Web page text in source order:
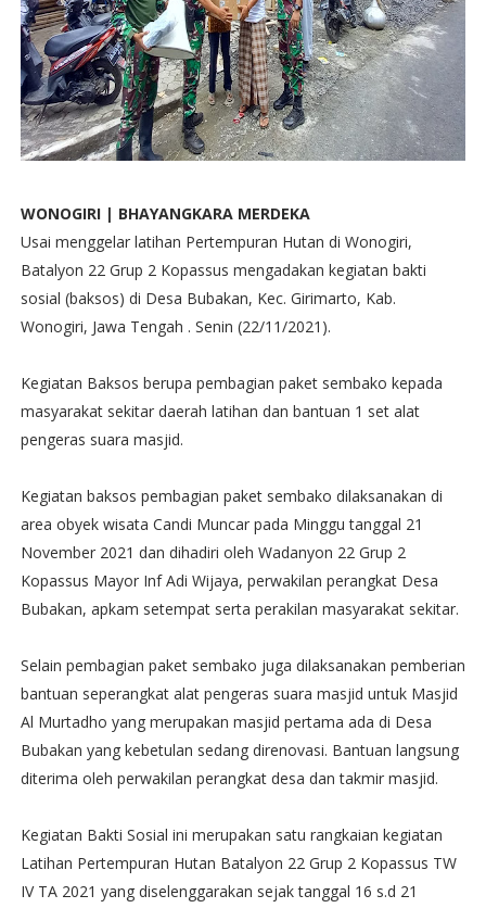
WONOGIRI | BHAYANGKARA MERDEKA
Usai menggelar latihan Pertempuran Hutan di Wonogiri,
Batalyon 22 Grup 2 Kopassus mengadakan kegiatan bakti
sosial (baksos) di Desa Bubakan, Kec. Girimarto, Kab.
Wonogiri, Jawa Tengah . Senin (22/11/2021).
Kegiatan Baksos berupa pembagian paket sembako kepada
masyarakat sekitar daerah latihan dan bantuan 1 set alat
pengeras suara masjid.
Kegiatan baksos pembagian paket sembako dilaksanakan di
area obyek wisata Candi Muncar pada Minggu tanggal 21
November 2021 dan dihadiri oleh Wadanyon 22 Grup 2
Kopassus Mayor Inf Adi Wijaya, perwakilan perangkat Desa
Bubakan, apkam setempat serta perakilan masyarakat sekitar.
Selain pembagian paket sembako juga dilaksanakan pemberian
bantuan seperangkat alat pengeras suara masjid untuk Masjid
Al Murtadho yang merupakan masjid pertama ada di Desa
Bubakan yang kebetulan sedang direnovasi. Bantuan langsung
diterima oleh perwakilan perangkat desa dan takmir masjid.
Kegiatan Bakti Sosial ini merupakan satu rangkaian kegiatan
Latihan Pertempuran Hutan Batalyon 22 Grup 2 Kopassus TW
IV TA 2021 yang diselenggarakan sejak tanggal 16 s.d 21